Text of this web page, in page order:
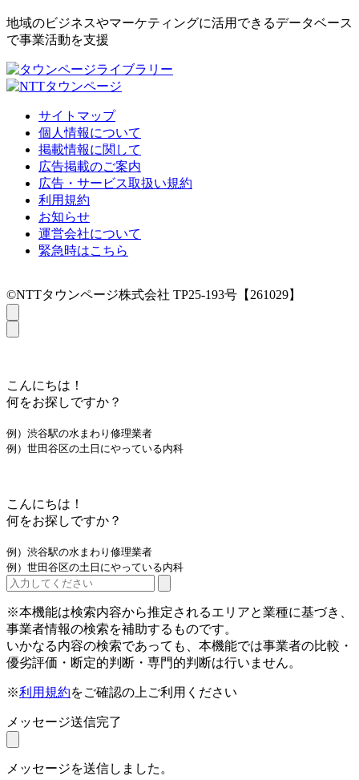
地域のビジネスやマーケティングに活用できるデータベース
で事業活動を支援
サイトマップ
個人情報について
掲載情報に関して
広告掲載のご案内
広告・サービス取扱い規約
利用規約
お知らせ
運営会社について
緊急時はこちら
©NTTタウンページ株式会社 TP25-193号【261029】
こんにちは！
何をお探しですか？
例）渋谷駅の水まわり修理業者
例）世田谷区の土日にやっている内科
こんにちは！
何をお探しですか？
例）渋谷駅の水まわり修理業者
例）世田谷区の土日にやっている内科
※本機能は検索内容から推定されるエリアと業種に基づき、
事業者情報の検索を補助するものです。
いかなる内容の検索であっても、本機能では事業者の比較・
優劣評価・断定的判断・専門的判断は行いません。
※利用規約をご確認の上ご利用ください
メッセージ送信完了
メッセージを送信しました。